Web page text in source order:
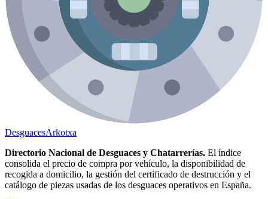
DesguacesArkotxa
Directorio Nacional de Desguaces y Chatarrerías. El índice
consolida el precio de compra por vehículo, la disponibilidad de
recogida a domicilio, la gestión del certificado de destrucción y el
catálogo de piezas usadas de los desguaces operativos en España.